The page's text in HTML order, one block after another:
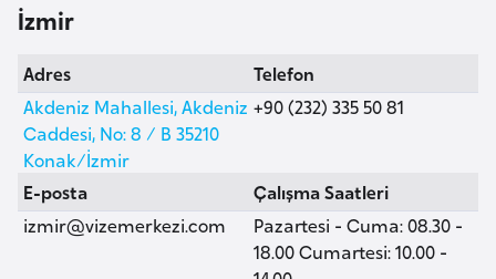
İ
ş
l
m
l
İzmir
Adres
Akdeniz Mahallesi, Akdeniz
Caddesi, No: 8 / B 35210
Konak/İzmir
Telefon
+90 (232) 335 50 81
E-posta
izmir@vizemerkezi.com
Çalışma Saatleri
Pazartesi - Cuma: 08.30 -
18.00 Cumartesi: 10.00 -
v
u
s
t
u
r